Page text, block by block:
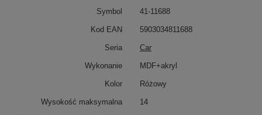
Symbol 41-11688
Kod EAN 5903034811688
Seria Car
Wykonanie MDF+akryl
Kolor Różowy
Wysokość maksymalna 14